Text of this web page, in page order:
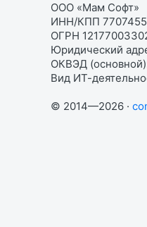
ООО «Мам Софт»
ИНН/КПП
ОГРН
Юридический
ОКВЭД
Вид ИТ-
© 2014—2026 ·